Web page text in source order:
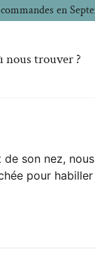
en
nous trouver ?
son nez,
pour